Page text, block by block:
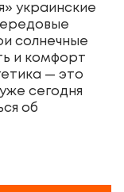
украинские
солнечные
и комфорт
— это
сегодня
об